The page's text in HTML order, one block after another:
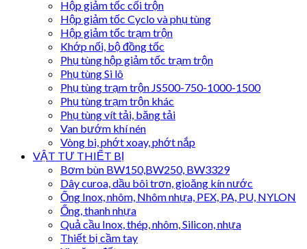
Hộp giảm tốc cối trộn
Hộp giảm tốc Cyclo và phụ tùng
Hộp giảm tốc trạm trộn
Khớp nối, bộ đồng tốc
Phụ tùng hộp giảm tốc trạm trộn
Phụ tùng Si lô
Phụ tùng trạm trộn JS500-750-1000-1500
Phụ tùng trạm trộn khác
Phụ tùng vít tải, băng tải
Van bướm khí nén
Vòng bi, phớt xoay, phớt nắp
VẬT TƯ THIẾT BỊ
Bơm bùn BW150,BW250, BW3329
Dây curoa, dầu bôi trơn, gioăng kín nước
Ống Inox, nhôm, Nhôm nhựa, PEX, PA, PU, NYLON
Ống, thanh nhựa
Quả cầu Inox, thép, nhôm, Silicon, nhựa
Thiết bị cầm tay